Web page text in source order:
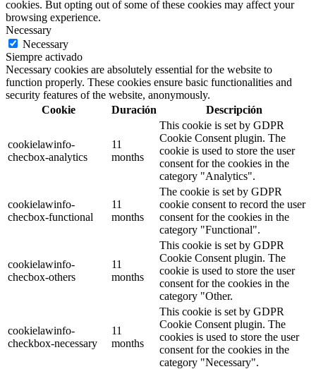
cookies. But opting out of some of these cookies may affect your
browsing experience.
Necessary
Necessary
Siempre activado
Necessary cookies are absolutely essential for the website to
function properly. These cookies ensure basic functionalities and
security features of the website, anonymously.
Cookie
Duración Descripción
cookielawinfo-
checbox-analytics
11
months
This cookie is set by GDPR
Cookie Consent plugin. The
cookie is used to store the user
consent for the cookies in the
category "Analytics".
cookielawinfo-
checbox-functional
11
months
The cookie is set by GDPR
cookie consent to record the user
consent for the cookies in the
category "Functional".
cookielawinfo-
checbox-others
11
months
This cookie is set by GDPR
Cookie Consent plugin. The
cookie is used to store the user
consent for the cookies in the
category "Other.
cookielawinfo-
checkbox-necessary
11
months
This cookie is set by GDPR
Cookie Consent plugin. The
cookies is used to store the user
consent for the cookies in the
category "Necessary".